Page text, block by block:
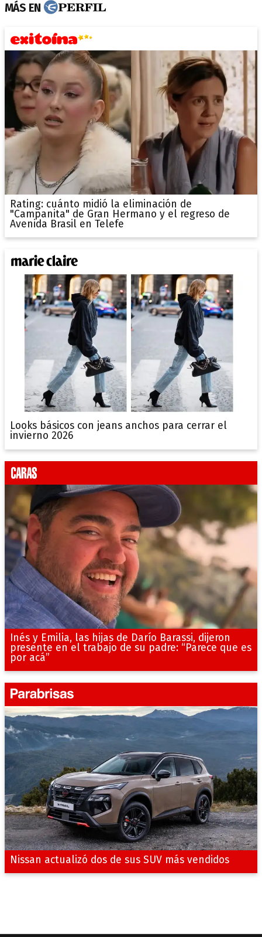
MÁS EN
Rating: cuánto midió la eliminación de
"Campanita" de Gran Hermano y el regreso de
Avenida Brasil en Telefe
Looks básicos con jeans anchos para cerrar el
invierno 2026
Inés y Emilia, las hijas de Darío Barassi, dijeron
presente en el trabajo de su padre: “Parece que es
por acá”
Nissan actualizó dos de sus SUV más vendidos